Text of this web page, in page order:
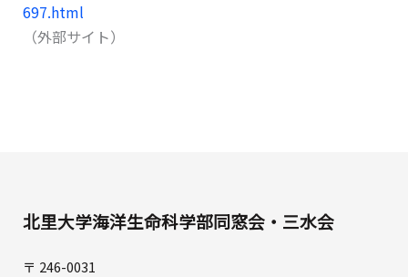
697.html
（外部サイト）
北里大学海洋生命科学部同窓会・三水会
〒 246-0031